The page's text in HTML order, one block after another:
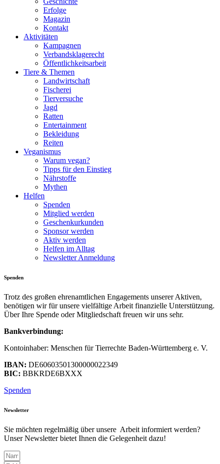
Erfolge
Magazin
Kontakt
Aktivitäten
Kampagnen
Verbandsklagerecht
Öffentlichkeitsarbeit
Tiere & Themen
Landwirtschaft
Fischerei
Tierversuche
Jagd
Ratten
Entertainment
Bekleidung
Reiten
Veganismus
Warum vegan?
Tipps für den Einstieg
Nährstoffe
Mythen
Helfen
Spenden
Mitglied werden
Geschenkurkunden
Sponsor werden
Aktiv werden
Helfen im Alltag
Newsletter Anmeldung
Spenden
Trotz des großen ehrenamtlichen Engagements unserer Aktiven,
benötigen wir für unsere vielfältige Arbeit finanzielle Unterstützung.
Über Ihre Spende oder Mitgliedschaft freuen wir uns sehr.
Bankverbindung:
Kontoinhaber: Menschen für Tierrechte Baden-Württemberg e. V.
IBAN: DE60603501300000022349
BIC: BBKRDE6BXXX
Spenden
Newsletter
Sie möchten regelmäßig über unsere Arbeit informiert werden?
Unser Newsletter bietet Ihnen die Gelegenheit dazu!